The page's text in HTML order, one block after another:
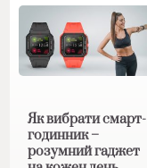
Як вибрати смарт-
годинник –
розумний гаджет